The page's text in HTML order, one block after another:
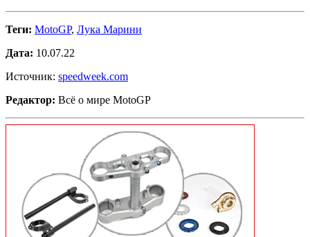
Теги: MotoGP, Лука Марини
Дата: 10.07.22
Источник: speedweek.com
Редактор: Всё о мире MotoGP